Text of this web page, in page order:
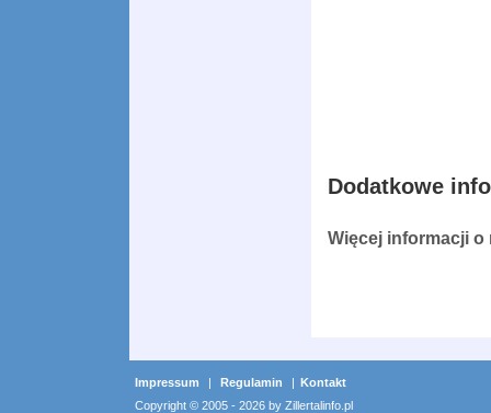
Dodatkowe
Więcej informacji
Impressum | Regulamin | Kontakt
Copyright © 2005 - 2026 by Zillertalinfo.pl